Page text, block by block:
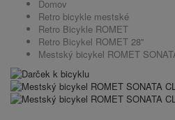
Domov
Retro bicykle mestské
Retro Bicykle ROMET
Retro Bicykel ROMET 28''
Mestský bicykel ROMET